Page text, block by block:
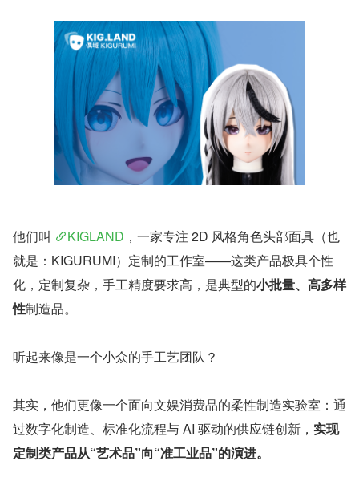
他们叫 KIGLAND ，一家专注 2D 风格角色头部面具（也
就是：KIGURUMI）定制的工作室——这类产品极具个性
化，定制复杂，手工精度要求高，是典型的小批量、高多样
性制造品。
听起来像是一个小众的手工艺团队？
其实，他们更像一个面向文娱消费品的柔性制造实验室：通
过数字化制造、标准化流程与 AI 驱动的供应链创新， 实现
定制类产品从“艺术品”向“准工业品”的演进。